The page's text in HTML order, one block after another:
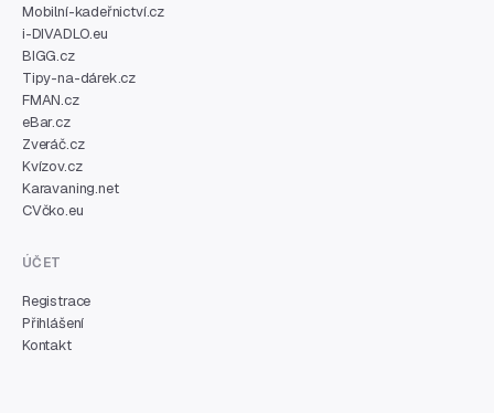
Mobilní-kadeřnictví.cz
i-DIVADLO.eu
BIGG.cz
Tipy-na-dárek.cz
FMAN.cz
eBar.cz
Zveráč.cz
Kvízov.cz
Karavaning.net
CVčko.eu
ÚČET
Registrace
Přihlášení
Kontakt